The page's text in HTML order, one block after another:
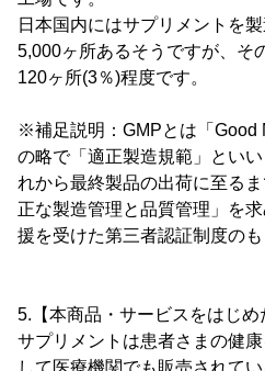
日本国内にはサプリメントを
5,000ヶ所あるそうですが、そ
120ヶ所(3％)程度です。
※補足説明：GMPとは「Good
の略で「適正製造規範」とい
れから最終製品の出荷に至る
正な製造管理と品質管理」を
援を受けた第三者認証制度のも
5.【本商品・サービスをはじめ
サプリメントは患者さまの健